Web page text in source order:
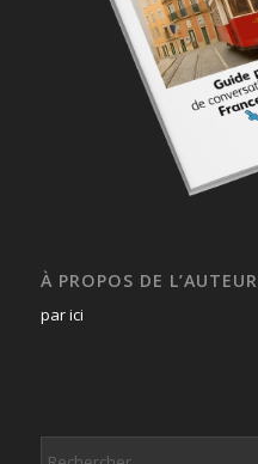
À PROPOS DE L’AUTEUR
par ici